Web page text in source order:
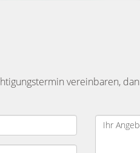
vereinbaren,